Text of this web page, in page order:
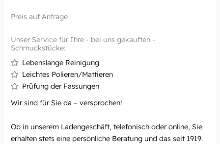
Preis auf Anfrage
Unser Service für Ihre - bei uns gekauften -
Schmuckstücke:
Lebenslange Reinigung
Leichtes Polieren/Mattieren
Prüfung der Fassungen
Wir sind für Sie da – versprochen!
Ob in unserem Ladengeschäft, telefonisch oder online, Sie
erhalten stets eine persönliche Beratung und das seit 1919.